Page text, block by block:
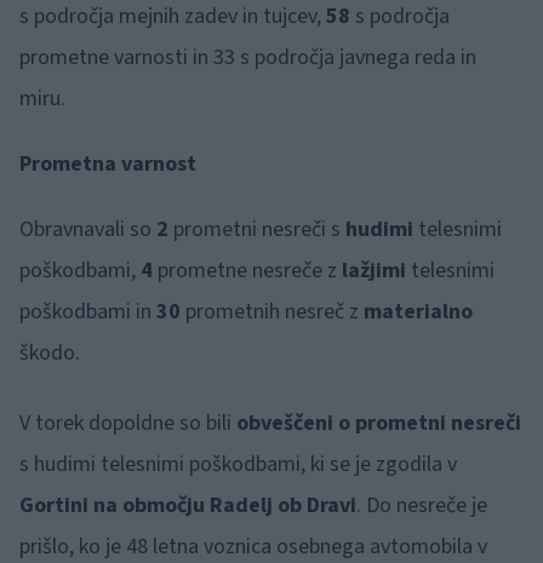
s področja mejnih zadev in tujcev,58 s področja
prometne varnosti in 33 s področja javnega reda in
miru.
Prometna varnost
Obravnavali so 2 prometni nesreči s hudimi telesnimi
poškodbami, 4 prometne nesreče z lažjimi telesnimi
poškodbami in 30 prometnih nesreč z materialno
škodo.
V torek dopoldne so bili obveščeni o prometni nesreči
s hudimi telesnimi poškodbami, ki se je zgodila v
Gortini na območju Radelj ob Dravi. Do nesreče je
prišlo, ko je 48 letna voznica osebnega avtomobila v